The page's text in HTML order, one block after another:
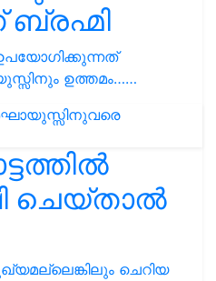
ബ്രഹ്മി
ഉത്തമം……
ചെയ്താൽ
ചെറിയ